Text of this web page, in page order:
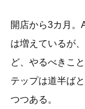
開店から3カ月。
は増えているが
ど、やるべきこ
テップは道半ば
つつある。